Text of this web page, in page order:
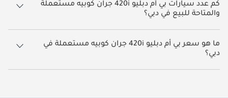
كم عدد سيارات بي أم دبليو 420i جران كوبيه مستعملة
والمتاحة للبيع في دبي؟
2 سيارة بي أم دبليو 420i جران كوبيه مستعملة متوفرة للبيع في دبي.
ما هو سعر بي أم دبليو 420i جران كوبيه مستعملة في
دبي؟
يبدأ سعر سيارة بي أم دبليو 420i جران كوبيه مستعملة في دبي 59,000.